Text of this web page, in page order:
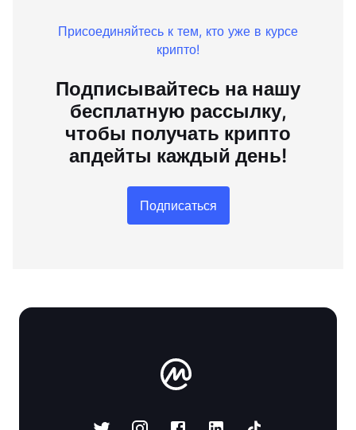
Присоединяйтесь к тем, кто уже в курсе
крипто!
Подписывайтесь на нашу
бесплатную рассылку,
чтобы получать крипто
апдейты каждый день!
Подписаться